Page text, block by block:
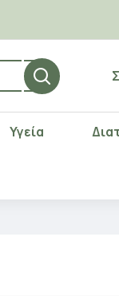
Υγεία